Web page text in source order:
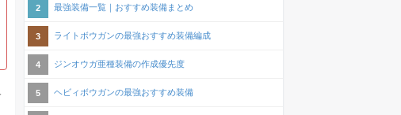
最強装備一覧｜おすすめ装備まとめ
ライトボウガンの最強おすすめ装備編成
ジンオウガ亜種装備の作成優先度
ヘビィボウガンの最強おすすめ装備